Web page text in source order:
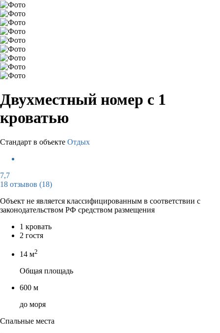
Двухместный номер с 1
кроватью
Стандарт в объекте Отдых
7,7
18 отзывов (18)
Объект не является классифицированным в соответствии с
законодательством РФ средством размещения
1 кровать
2 гостя
14 м2
Общая площадь
600 м
до моря
Спальные места